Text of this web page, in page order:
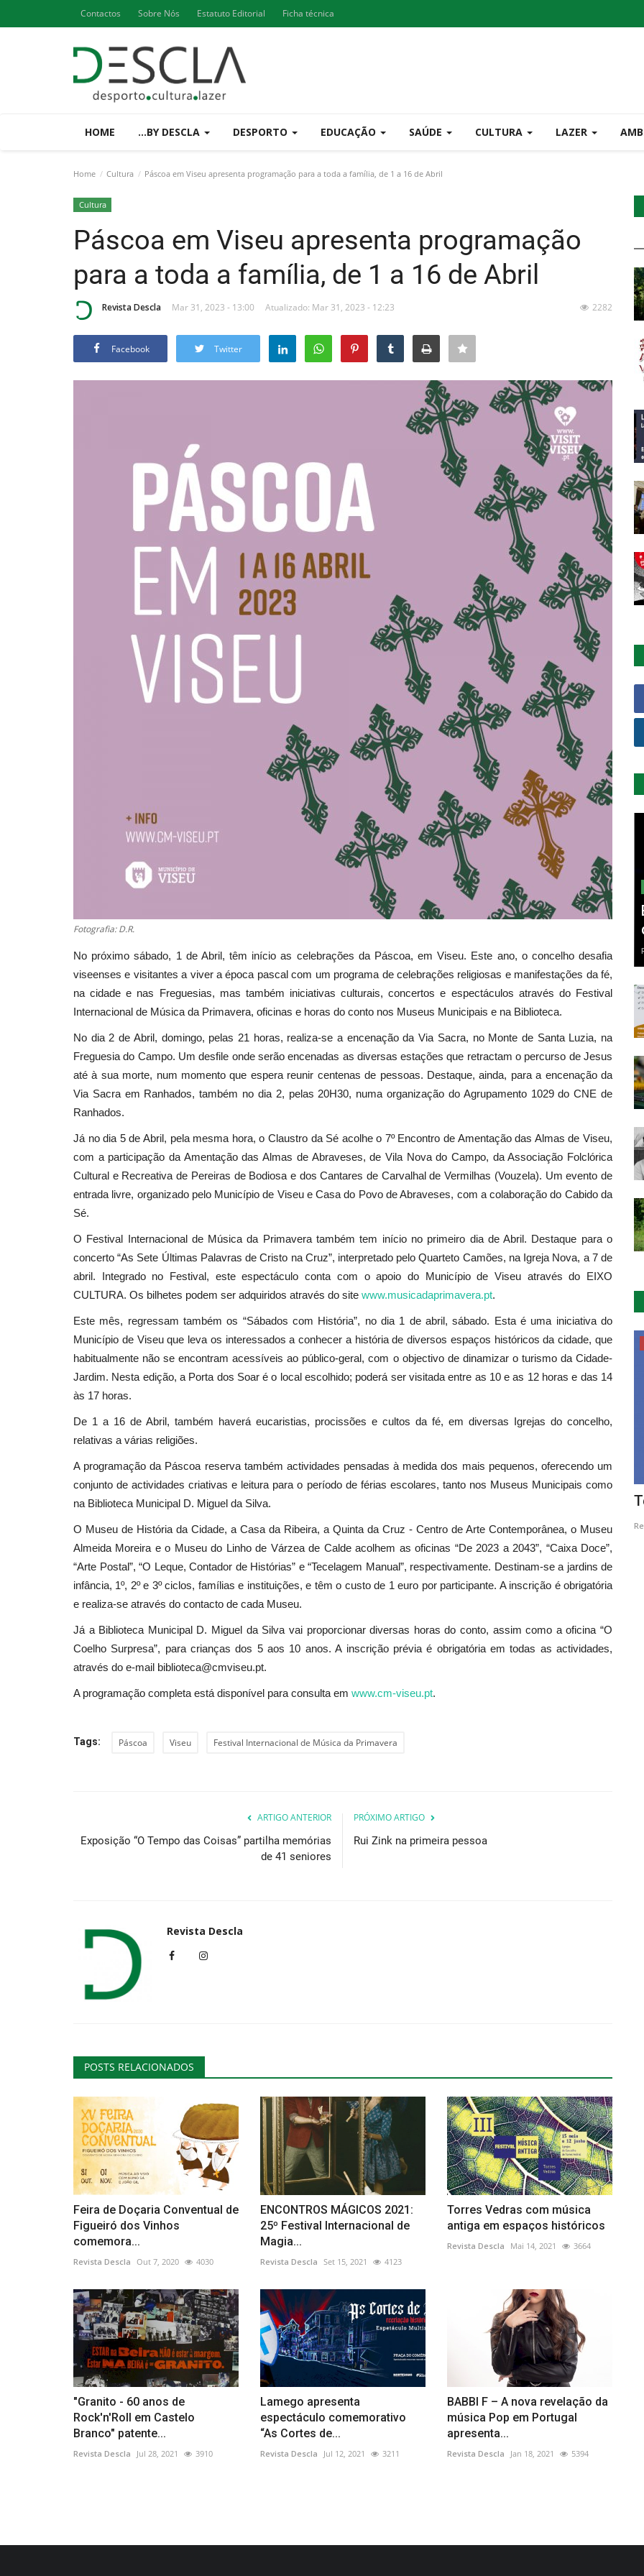
Contactos Sobre Nós Estatuto Editorial Ficha técnica
HOME ...BY DESCLA DESPORTO EDUCAÇÃO SAÚDE CULTURA LAZER
Home Cultura Páscoa em Viseu apresenta programação para a toda a família, de 1 a 16 de Abril
Cultura
Páscoa em Viseu apresenta programação
para a toda a família, de 1 a 16 de Abril
Revista Descla Mar 31, 2023 - 13:00 Atualizado: Mar 31, 2023 - 12:23 2282
Facebook Twitter
Fotografia: D.R.
No próximo sábado, 1 de Abril, têm início as celebrações da Páscoa, em Viseu. Este ano, o concelho desafia
viseenses e visitantes a viver a época pascal com um programa de celebrações religiosas e manifestações da fé,
na cidade e nas Freguesias, mas também iniciativas culturais, concertos e espectáculos através do Festival
Internacional de Música da Primavera, oficinas e horas do conto nos Museus Municipais e na Biblioteca.
No dia 2 de Abril, domingo, pelas 21 horas, realiza-se a encenação da Via Sacra, no Monte de Santa Luzia, na
Freguesia do Campo. Um desfile onde serão encenadas as diversas estações que retractam o percurso de Jesus
até à sua morte, num momento que espera reunir centenas de pessoas. Destaque, ainda, para a encenação da
Via Sacra em Ranhados, também no dia 2, pelas 20H30, numa organização do Agrupamento 1029 do CNE de
Ranhados.
Já no dia 5 de Abril, pela mesma hora, o Claustro da Sé acolhe o 7º Encontro de Amentação das Almas de Viseu,
com a participação da Amentação das Almas de Abraveses, de Vila Nova do Campo, da Associação Folclórica
Cultural e Recreativa de Pereiras de Bodiosa e dos Cantares de Carvalhal de Vermilhas (Vouzela). Um evento de
entrada livre, organizado pelo Município de Viseu e Casa do Povo de Abraveses, com a colaboração do Cabido da
Sé.
O Festival Internacional de Música da Primavera também tem início no primeiro dia de Abril. Destaque para o
concerto “As Sete Últimas Palavras de Cristo na Cruz”, interpretado pelo Quarteto Camões, na Igreja Nova, a 7 de
abril. Integrado no Festival, este espectáculo conta com o apoio do Município de Viseu através do EIXO
CULTURA. Os bilhetes podem ser adquiridos através do site www.musicadaprimavera.pt.
Este mês, regressam também os “Sábados com História”, no dia 1 de abril, sábado. Esta é uma iniciativa do
Município de Viseu que leva os interessados a conhecer a história de diversos espaços históricos da cidade, que
habitualmente não se encontram acessíveis ao público-geral, com o objectivo de dinamizar o turismo da Cidade-
Jardim. Nesta edição, a Porta dos Soar é o local escolhido; poderá ser visitada entre as 10 e as 12 horas e das 14
às 17 horas.
De 1 a 16 de Abril, também haverá eucaristias, procissões e cultos da fé, em diversas Igrejas do concelho,
relativas a várias religiões.
A programação da Páscoa reserva também actividades pensadas à medida dos mais pequenos, oferecendo um
conjunto de actividades criativas e leitura para o período de férias escolares, tanto nos Museus Municipais como
na Biblioteca Municipal D. Miguel da Silva.
O Museu de História da Cidade, a Casa da Ribeira, a Quinta da Cruz - Centro de Arte Contemporânea, o Museu
Almeida Moreira e o Museu do Linho de Várzea de Calde acolhem as oficinas “De 2023 a 2043”, “Caixa Doce”,
“Arte Postal”, “O Leque, Contador de Histórias” e “Tecelagem Manual”, respectivamente. Destinam-se a jardins de
infância, 1º, 2º e 3º ciclos, famílias e instituições, e têm o custo de 1 euro por participante. A inscrição é obrigatória
e realiza-se através do contacto de cada Museu.
Já a Biblioteca Municipal D. Miguel da Silva vai proporcionar diversas horas do conto, assim como a oficina “O
Coelho Surpresa”, para crianças dos 5 aos 10 anos. A inscrição prévia é obrigatória em todas as actividades,
através do e-mail biblioteca@cmviseu.pt.
A programação completa está disponível para consulta em www.cm-viseu.pt.
Tags: Páscoa Viseu Festival Internacional de Música da Primavera
ARTIGO ANTERIOR
Exposição “O Tempo das Coisas” partilha memórias
de 41 seniores
PRÓXIMO ARTIGO
Rui Zink na primeira pessoa
Revista Descla
POSTS RELACIONADOS
Feira de Doçaria Conventual de
Figueiró dos Vinhos
comemora...
Revista Descla Out 7, 2020 4030
ENCONTROS MÁGICOS 2021:
25º Festival Internacional de
Magia...
Revista Descla Set 15, 2021 4123
Torres Vedras com música
antiga em espaços históricos
Revista Descla Mai 14, 2021 3664
"Granito - 60 anos de
Rock'n'Roll em Castelo
Branco" patente...
Revista Descla Jul 28, 2021 3910
Lamego apresenta
espectáculo comemorativo
“As Cortes de...
Revista Descla Jul 12, 2021 3211
BABBI F – A nova revelação da
música Pop em Portugal
apresenta...
Revista Descla Jan 18, 2021 5394
Cultura
Experiência Gastronómica e Cultural:
Revista Descla Set 7, 2023 2114
Ambiente
Revista Descla Nov 8, 2022 2758